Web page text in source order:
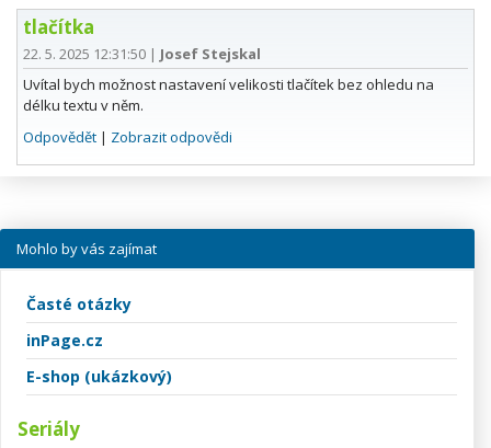
tlačítka
22. 5. 2025 12:31:50 | Josef Stejskal
Uvítal bych možnost nastavení velikosti tlačítek bez ohledu na
délku textu v něm.
Odpovědět | Zobrazit odpovědi
Mohlo by vás zajímat
Časté otázky
inPage.cz
E-shop (ukázkový)
Seriály